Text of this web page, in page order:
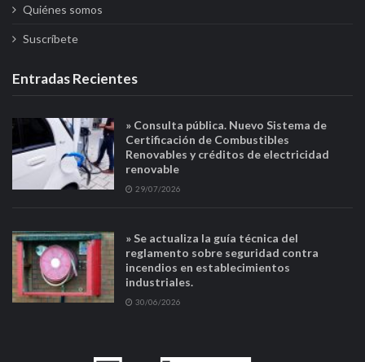
Quiénes somos
Suscríbete
Entradas Recientes
» Consulta pública. Nuevo Sistema de
Certificación de Combustibles
Renovables y créditos de electricidad
renovable
29/07/2026
» Se actualiza la guía técnica del
reglamento sobre seguridad contra
incendios en establecimientos
industriales.
30/06/2026